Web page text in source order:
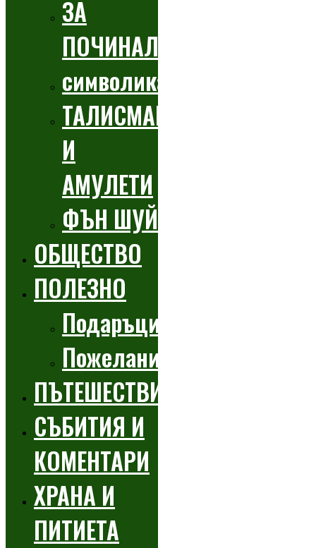
ЗА
ПОЧИНАЛИТЕ
символика
ТАЛИСМАНИ
И
АМУЛЕТИ
ФЪН ШУЙ
ОБЩЕСТВО
ПОЛЕЗНО
Подаръци
Пожелания
ПЪТЕШЕСТВИЯ
СЪБИТИЯ И
КОМЕНТАРИ
ХРАНА И
ПИТИЕТА